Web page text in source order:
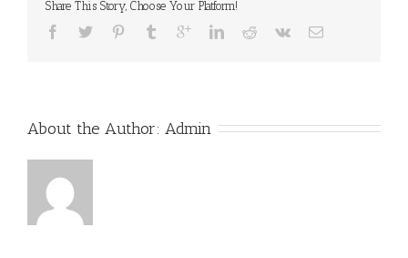
Share This Story, Choose Your Platform!
About the Author: Admin